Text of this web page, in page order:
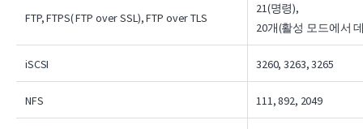
FTP, FTPS( FTP over SSL), FTP over TLS
21(명령),
20개(활성 모드에서
iSCSI 3260, 3263, 3265
NFS 111, 892, 2049